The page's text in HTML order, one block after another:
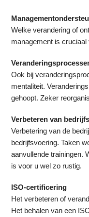
Kwaliteitszorg
ISO 9000-
Welke verandering of
management is
Ook bij
mentaliteit.
gehoopt. Zeker
Verbeteren van
Verbetering van de
bedrijfsvoering. Taken
aanvullende trainingen.
is voor u wel zo rustig.
ISO-certificering
Het verbeteren of
Het behalen van een